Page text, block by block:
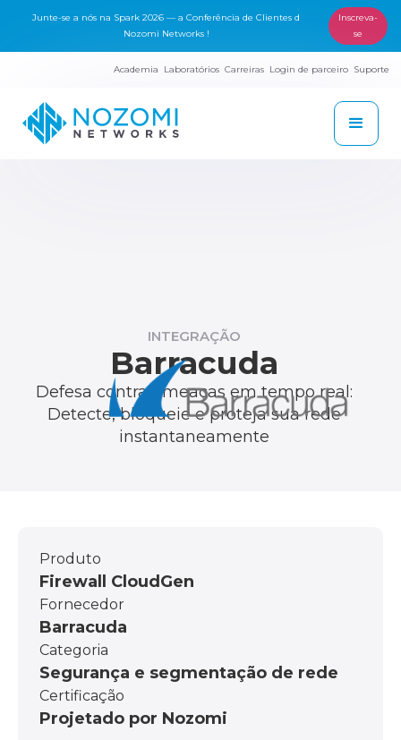
Junte-se a nós na Spark 2026 — a Conferência de Clientes d
Nozomi Networks !
Inscreva-
se
Academia Laboratórios Carreiras Login de parceiro Suporte
INTEGRAÇÃO
Barracuda
Defesa contra ameaças em tempo real:
Detecte, bloqueie e proteja sua rede
instantaneamente
Produto
Firewall CloudGen
Fornecedor
Barracuda
Categoria
Segurança e segmentação de rede
Certificação
Projetado por Nozomi